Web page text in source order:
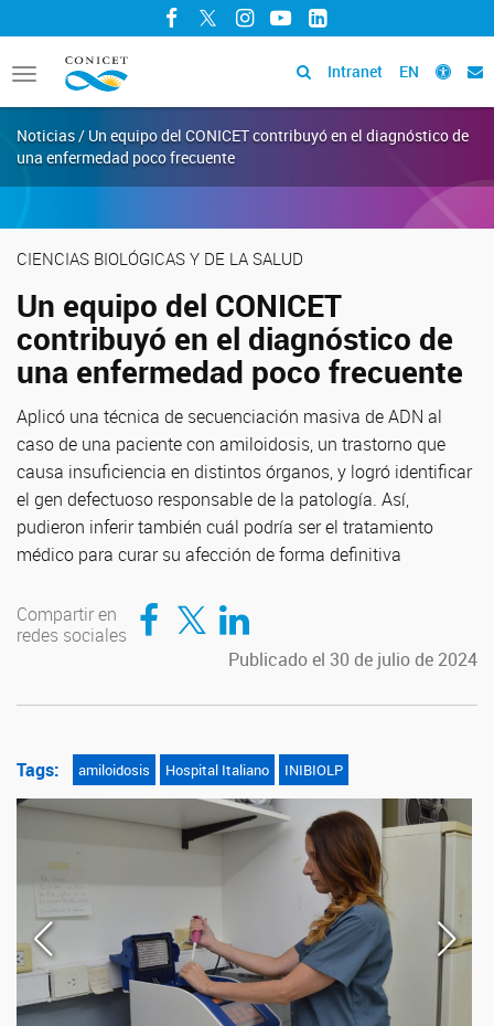
Facebook
TwitterInstagram
YouTubeLinkedIn
Toggle
navigation
Intranet EN
Noticias / Un equipo del CONICET contribuyó en el diagnóstico de
una enfermedad poco frecuente
CIENCIAS BIOLÓGICAS Y DE LA SALUD
Un equipo del CONICET
contribuyó en el diagnóstico de
una enfermedad poco frecuente
Aplicó una técnica de secuenciación masiva de ADN al
caso de una paciente con amiloidosis, un trastorno que
causa insuficiencia en distintos órganos, y logró identificar
el gen defectuoso responsable de la patología. Así,
pudieron inferir también cuál podría ser el tratamiento
médico para curar su afección de forma definitiva
Compartir en
redes sociales
Compartir en Facebook
Compartir en TwitterCompartir en LinkedIn
Publicado el 30 de julio de 2024
Tags: amiloidosis Hospital Italiano INIBIOLP